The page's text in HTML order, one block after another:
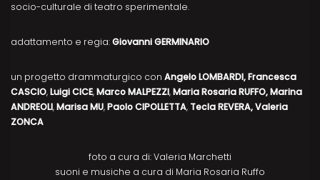
socio-culturale di teatro sperimentale.
adattamento e regia:Giovanni GERMINARIO
un progetto drammaturgico con Angelo LOMBARDI, Francesca
CASCIO,Luigi CICE,Marco MALPEZZI,Maria Rosaria RUFFO, Marina
ANDREOLI,Marisa MU,Paolo CIPOLLETTA, Tecla REVERA, Valeria
ZONCA
foto a cura di: Valeria Marchetti
suoni e musiche a cura di Maria Rosaria Ruffo